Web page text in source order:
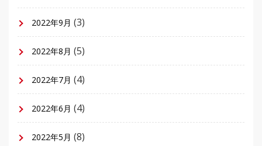
2022年9月 (3)
2022年8月 (5)
2022年7月 (4)
2022年6月 (4)
2022年5月 (8)